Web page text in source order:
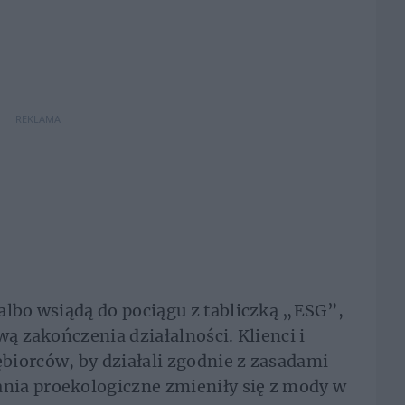
REKLAMA
wsiądą do pociągu z tabliczką „ESG”,
zakończenia działalności. Klienci i
by działali zgodnie z zasadami
proekologiczne zmieniły się z mody w